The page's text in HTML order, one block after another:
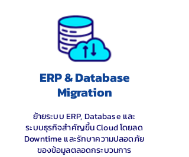
ERP & Database
Migration
ย้ายระบบ ERP, Database และ
ระบบธุรกิจสำคัญขึ้น Cloud โดยลด
Downtime และรักษาความปลอดภัย
ของข้อมูลตลอดกระบวนการ